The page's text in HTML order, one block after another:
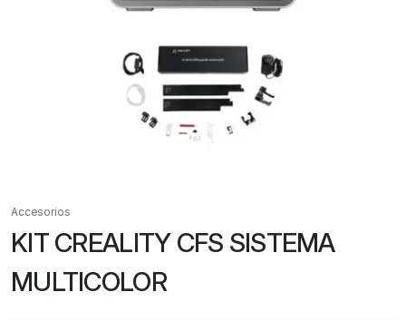
Accesorios
KIT CREALITY CFS SISTEMA
MULTICOLOR